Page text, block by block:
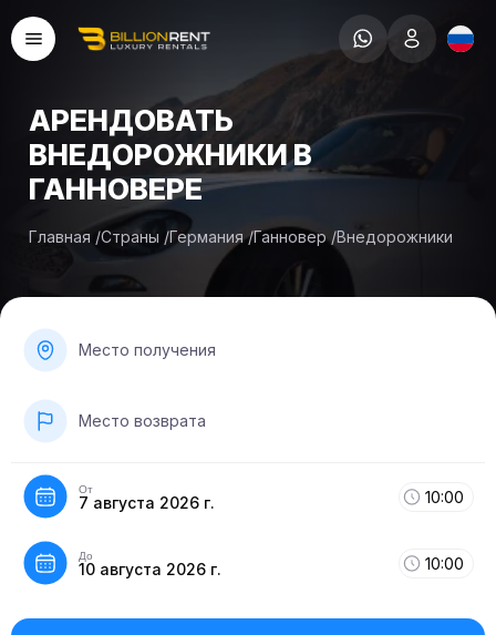
АРЕНДОВАТЬ
ВНЕДОРОЖНИКИ В
ГАННОВЕРЕ
Главная /Страны /Германия /Ганновер /Внедорожники
Место получения
Место возврата
От
7 августа 2026 г. 10:00
До
10 августа 2026 г. 10:00